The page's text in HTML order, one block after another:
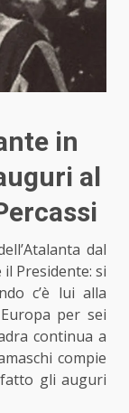
in
al
dal
il Presidente: si
c’è lui alla
per sei
continua a
compie
gli auguri